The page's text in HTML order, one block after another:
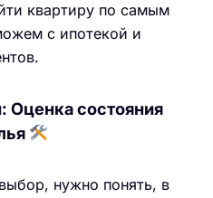
квартиру по самым
с ипотекой и
Оценка состояния
нужно понять, в